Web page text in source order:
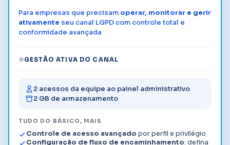
Para empresas que precisam operar, monitorar e gerir
ativamente seu canal LGPD com controle total e
conformidade avançada
⭐GESTÃO ATIVA DO CANAL
2 acessos da equipe ao painel administrativo
2 GB de armazenamento
TUDO DO BÁSICO, MAIS
Controle de acesso avançado por perfil e privilégio
Configuração de fluxo de encaminhamento: defina